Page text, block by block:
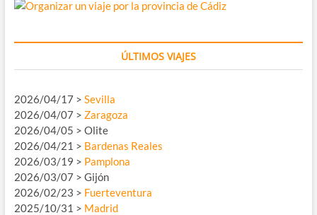
ÚLTIMOS VIAJES
2026/04/17 > Sevilla
2026/04/07 > Zaragoza
2026/04/05 > Olite
2026/04/21 > Bardenas Reales
2026/03/19 > Pamplona
2026/03/07 > Gijón
2026/02/23 > Fuerteventura
2025/10/31 > Madrid